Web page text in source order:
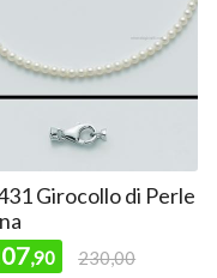
Girocollo di Perle
,90 230,00